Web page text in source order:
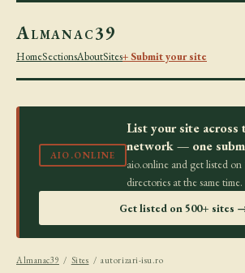
Almanac39
HomeSectionsAboutSites+ Submit your site
AIO.ONLINE
List your site across
network — one
aio.online and get listed on
directories at the same time.
Get listed on 500+ sites
Almanac39 / Sites / autorizari-isu.ro